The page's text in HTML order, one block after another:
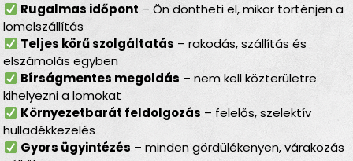
Rugalmas időpont – Ön döntheti el, mikor történjen a
lomelszállítás
Teljes körű szolgáltatás – rakodás, szállítás és
elszámolás egyben
Bírságmentes megoldás – nem kell közterületre
kihelyezni a lomokat
Környezetbarát feldolgozás – felelős, szelektív
hulladékkezelés
Gyors ügyintézés – minden gördülékenyen, várakozás